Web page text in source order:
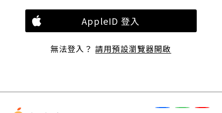
AppleID 登入
無法登入？請用預設瀏覽器開啟